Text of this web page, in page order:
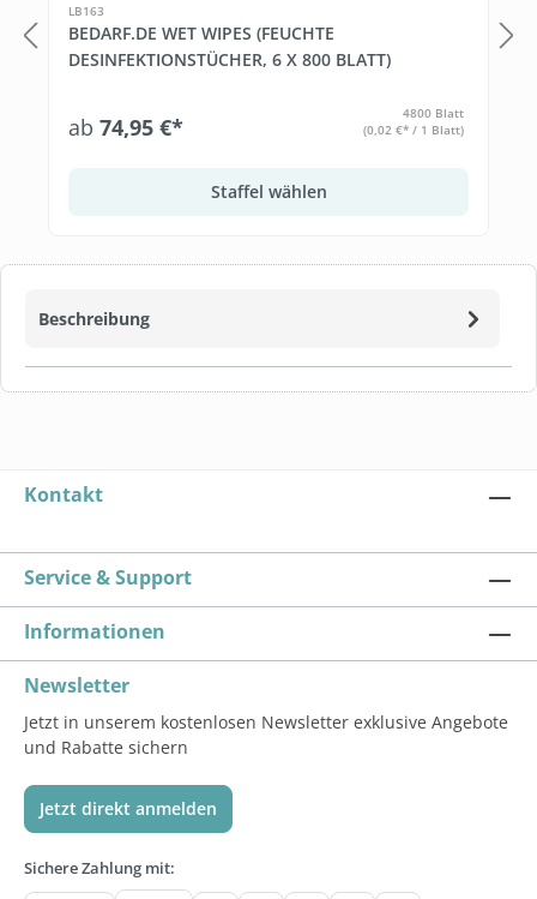
Beschreibung
LB163
BEDARF.DE WET WIPES (FEUCHTE
DESINFEKTIONSTÜCHER, 6 X 800 BLATT)
ab 74,95 €*
4800 Blatt
(0,02 €* / 1 Blatt)
Staffel wählen
Kontakt
Service & Support
Informationen
Newsletter
Jetzt in unserem kostenlosen Newsletter exklusive Angebote
und Rabatte sichern
Jetzt direkt anmelden
Sichere Zahlung mit: